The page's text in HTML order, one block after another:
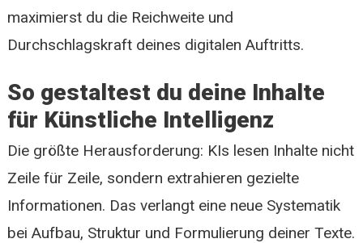
maximierst du die Reichweite und
Durchschlagskraft deines digitalen Auftritts.
So gestaltest du deine Inhalte
für Künstliche Intelligenz
Die größte Herausforderung: KIs lesen Inhalte nicht
Zeile für Zeile, sondern extrahieren gezielte
Informationen. Das verlangt eine neue Systematik
bei Aufbau, Struktur und Formulierung deiner Texte.